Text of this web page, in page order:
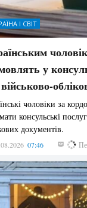
І СВІТ
у
чоловіки за
консульські
документів.
07:46 162